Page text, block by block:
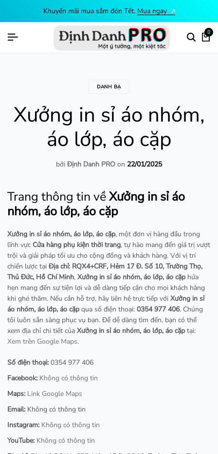
Khuyến mãi mua sắm đón Tết. Mua ngay
0
DANH BẠ
Xưởng in sỉ áo nhóm,
áo lớp, áo cặp
bởi Định Danh PRO on 22/01/2025
Trang thông tin vềXưởng in sỉ áo
nhóm, áo lớp, áo cặp
Xưởng in sỉ áo nhóm, áo lớp, áo cặp, một đơn vị hàng đầu trong
lĩnh vực Cửa hàng phụ kiện thời trang, tự hào mang đến giá trị vượt
trội và giải pháp tối ưu cho cộng đồng và khách hàng. Với vị trí
chiến lược tại Địa chỉ: RQX4+CRF, Hẻm 17 Đ. Số 10, Trường Thọ,
Thủ Đức, Hồ Chí Minh, Xưởng in sỉ áo nhóm, áo lớp, áo cặp hứa
hẹn mang đến sự tiện lợi và dễ dàng tiếp cận cho mọi khách hàng
khi ghé thăm. Nếu cần hỗ trợ, hãy liên hệ trực tiếp với Xưởng in sỉ
áo nhóm, áo lớp, áo cặp qua số điện thoại: 0354 977 406. Chúng
tôi luôn sẵn sàng phục vụ bạn. Để dễ dàng tìm đến, bạn có thể
xem địa chỉ chi tiết của Xưởng in sỉ áo nhóm, áo lớp, áo cặp tại:
Xem trên Google Maps.
Số điện thoại: 0354 977 406
Facebook: Không có thông tin
Maps: Link Google Maps
Email: Không có thông tin
Instagram: Không có thông tin
YouTube: Không có thông tin